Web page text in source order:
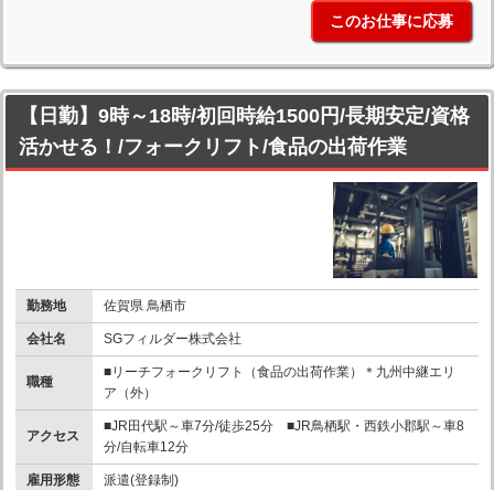
このお仕事に応募
【日勤】9時～18時/初回時給1500円/長期安定/資格
活かせる！/フォークリフト/食品の出荷作業
勤務地 佐賀県 鳥栖市
会社名 SGフィルダー株式会社
職種
■リーチフォークリフト（食品の出荷作業）＊九州中継エリ
ア（外）
アクセス
■JR田代駅～車7分/徒歩25分 ■JR鳥栖駅・西鉄小郡駅～車8
分/自転車12分
雇用形態 派遣(登録制)